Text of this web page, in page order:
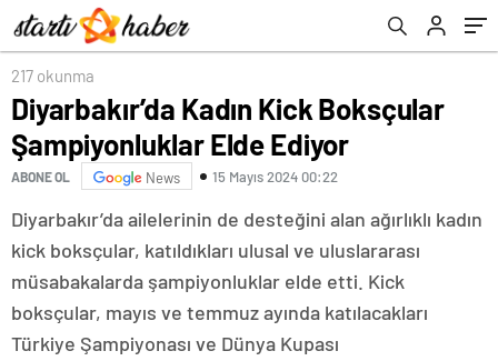
217 okunma
Diyarbakır’da Kadın Kick Boksçular
Şampiyonluklar Elde Ediyor
ABONE OL News 15 Mayıs 2024 00:22
Diyarbakır’da ailelerinin de desteğini alan ağırlıklı kadın
kick boksçular, katıldıkları ulusal ve uluslararası
müsabakalarda şampiyonluklar elde etti. Kick
boksçular, mayıs ve temmuz ayında katılacakları
Türkiye Şampiyonası ve Dünya Kupası